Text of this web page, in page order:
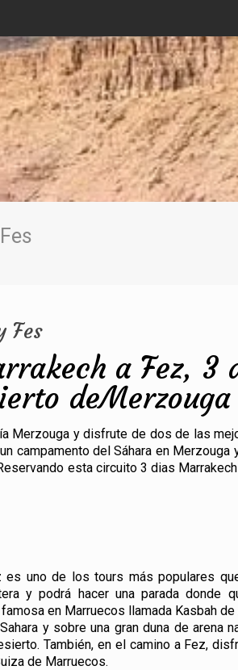
Fes
a Fez, 3
deMerzouga
Merzouga y disfrute de dos de las
campamento del Sáhara en Merzouga
esta circuito 3 dias
uno de los tours más populares
y podrá hacer una parada donde
en Marruecos llamada Kasbah
y sobre una gran duna de arena
También, en el camino a Fez,
de Marruecos.